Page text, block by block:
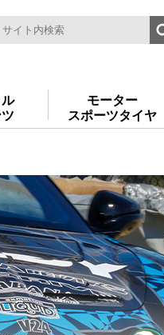
モーター
スポーツタイヤ